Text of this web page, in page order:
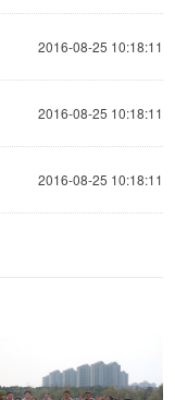
2016-08-25 10:18:11
2016-08-25 10:18:11
2016-08-25 10:18:11